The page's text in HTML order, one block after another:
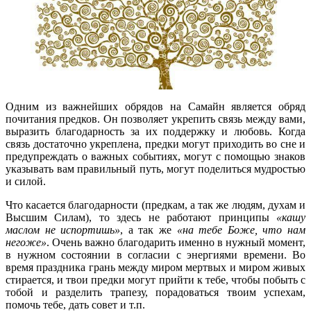
Одним из важнейших обрядов на Самайн является обряд
почитания предков. Он позволяет укрепить связь между вами,
выразить благодарность за их поддержку и любовь. Когда
связь достаточно укреплена, предки могут приходить во сне и
предупреждать о важных событиях, могут с помощью знаков
указывать вам правильный путь, могут поделиться мудростью
и силой.
Что касается благодарности (предкам, а так же людям, духам и
Высшим Силам), то здесь не работают принципы «кашу
маслом не испортишь», а так же «на тебе Боже, что нам
негоже». Очень важно благодарить именно в нужный момент,
в нужном состоянии в согласии с энергиями времени. Во
время праздника грань между миром мертвых и миром живых
стирается, и твои предки могут прийти к тебе, чтобы побыть с
тобой и разделить трапезу, порадоваться твоим успехам,
помочь тебе, дать совет и т.п.